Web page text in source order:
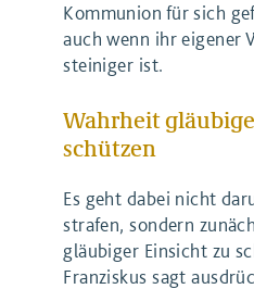
Kommunion für sich
auch wenn ihr eigener
steiniger ist.
Wahrheit
schützen
Es geht dabei nicht
strafen, sondern
gläubiger Einsicht zu
Franziskus sagt